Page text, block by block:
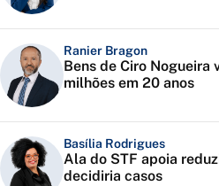
Ranier Bragon
Bens de Ciro Nogueira
milhões em 20 anos
Basília Rodrigues
Ala do STF apoia
decidiria casos